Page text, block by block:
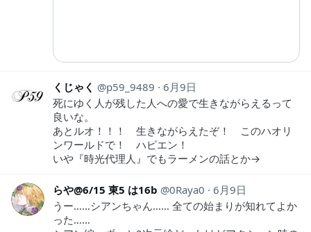
くじゃく p59_9489
6月9日
死にゆく人が残した人への愛で生きながらえるって
良いな。
あとルオ！！！ 生きながらえたぞ！ このハオリ
ンワールドで！ ハピエン！
いや『時光代理人』でもラーメンの話とか→
らや@6/15 東5 は16b 0Raya0
6月9日
うー……シアンちゃん…… 全ての始まりが知れてよか
った……